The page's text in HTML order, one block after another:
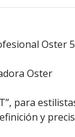
Oster
Oster
para
y